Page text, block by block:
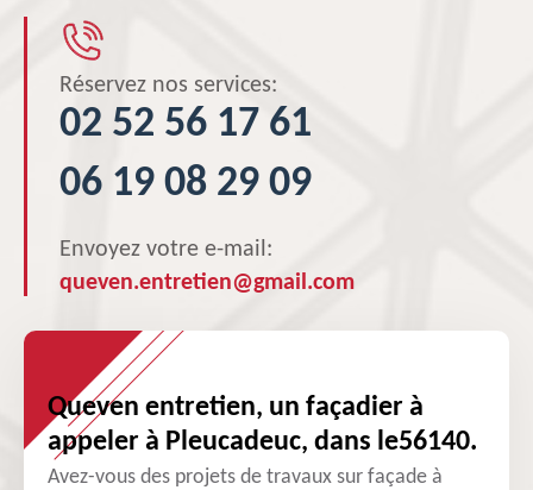
Réservez nos services:
02 52 56 17 61
06 19 08 29 09
Envoyez votre e-mail:
queven.entretien@gmail.com
Queven entretien, un façadier à
appeler à Pleucadeuc, dans le56140.
Avez-vous des projets de travaux sur façade à